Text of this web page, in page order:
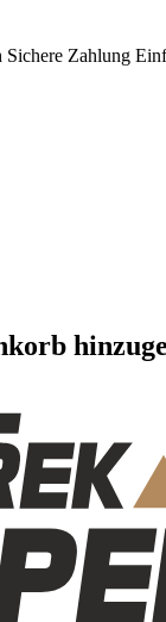
Sichere Zahlung